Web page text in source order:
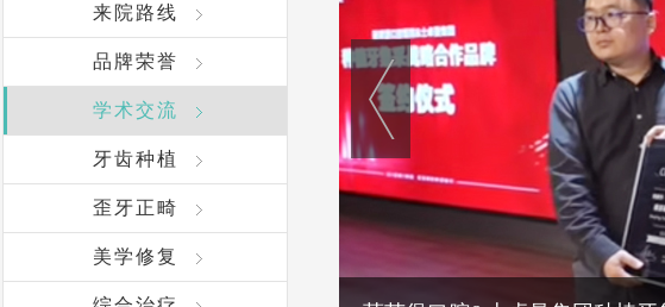
来院路线
品牌荣誉
学术交流
牙齿种植
歪牙正畸
美学修复